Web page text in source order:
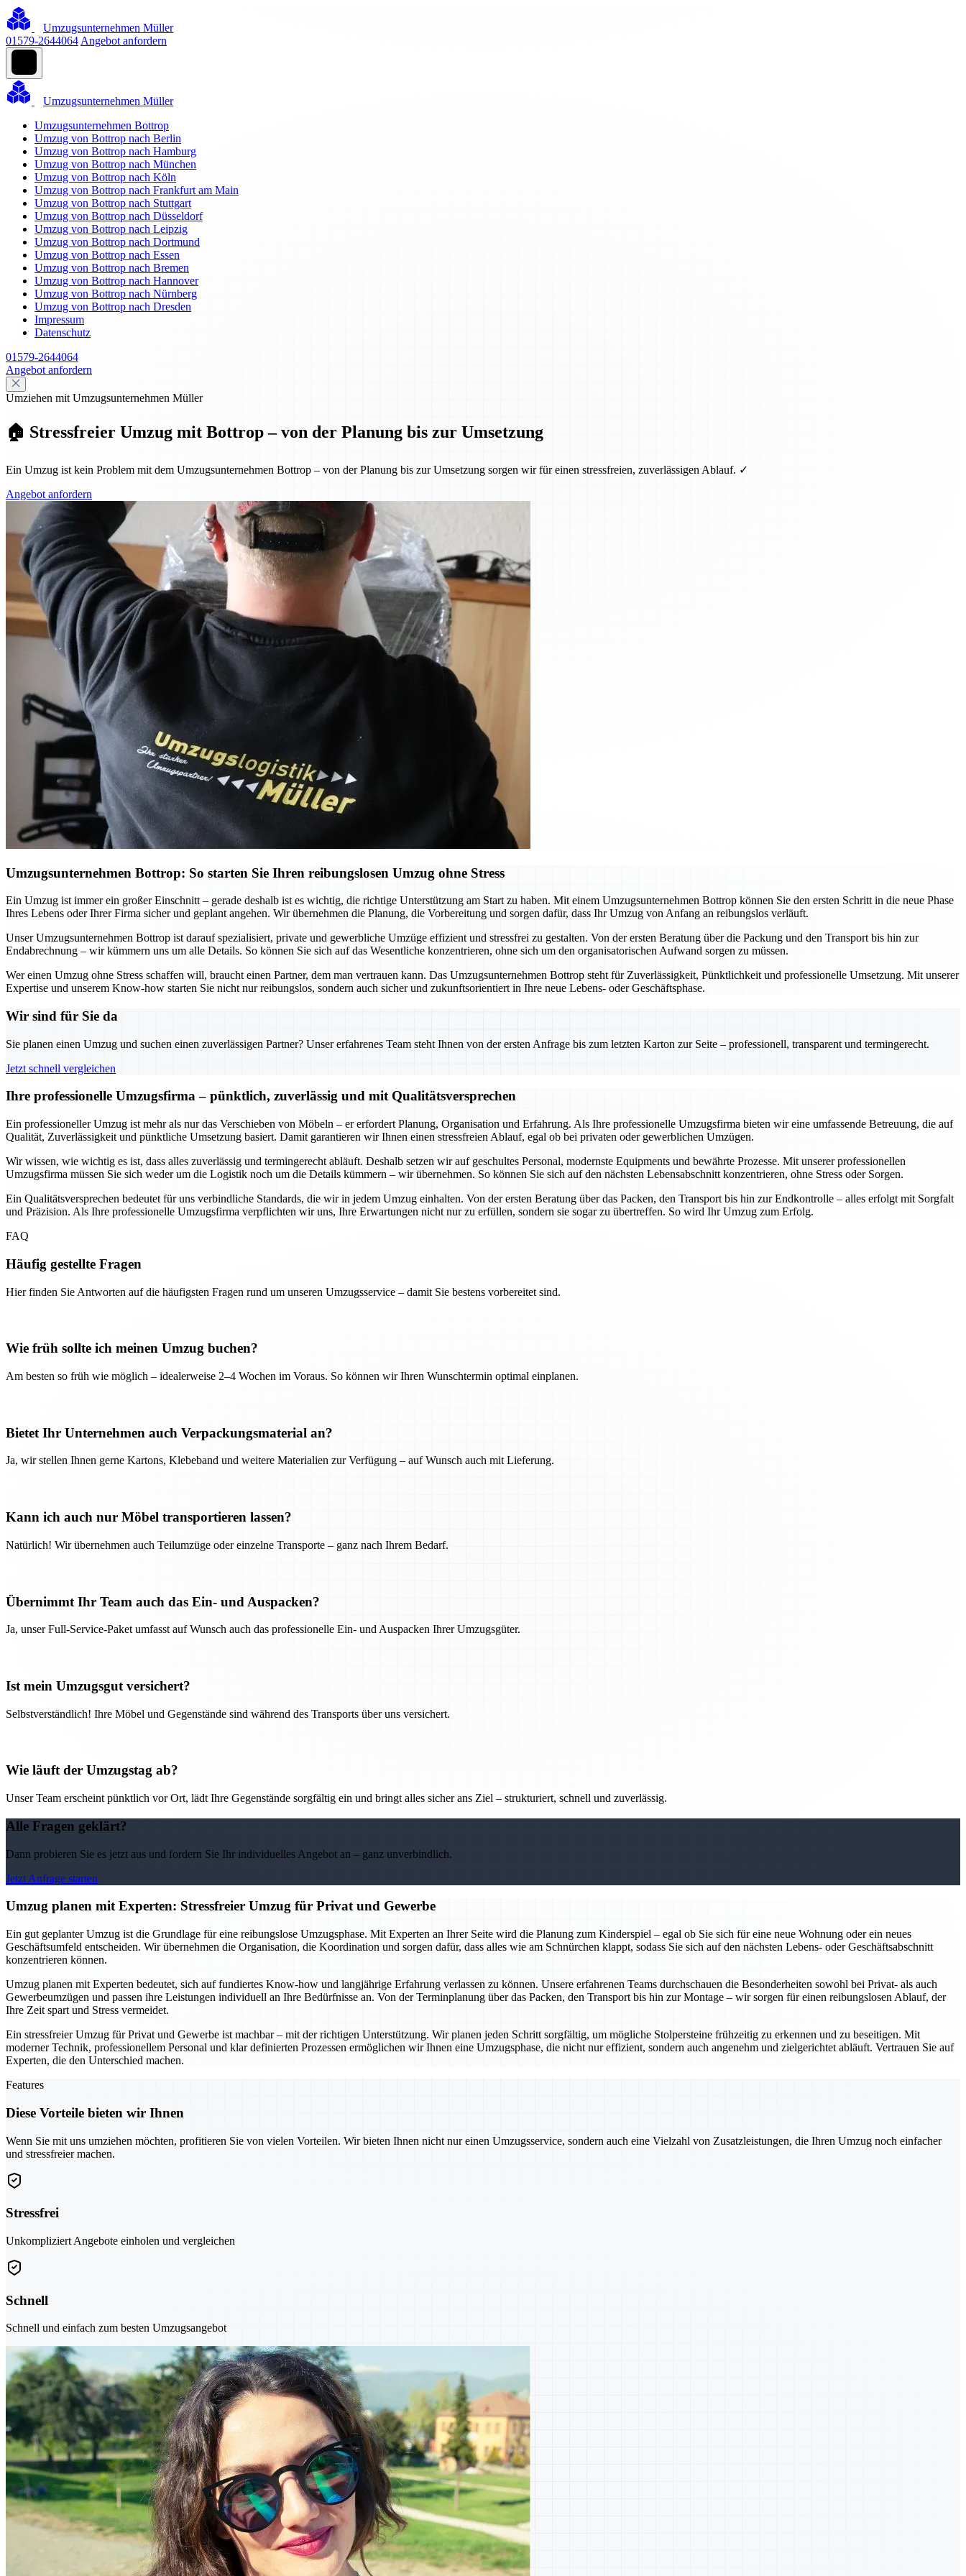
Umzugsunternehmen Müller
01579-2644064 Angebot anfordern
Umzugsunternehmen Müller
Umzugsunternehmen Bottrop
Umzug von Bottrop nach Berlin
Umzug von Bottrop nach Hamburg
Umzug von Bottrop nach München
Umzug von Bottrop nach Köln
Umzug von Bottrop nach Frankfurt am Main
Umzug von Bottrop nach Stuttgart
Umzug von Bottrop nach Düsseldorf
Umzug von Bottrop nach Leipzig
Umzug von Bottrop nach Dortmund
Umzug von Bottrop nach Essen
Umzug von Bottrop nach Bremen
Umzug von Bottrop nach Hannover
Umzug von Bottrop nach Nürnberg
Umzug von Bottrop nach Dresden
Impressum
Datenschutz
01579-2644064
Angebot anfordern
Umziehen mit Umzugsunternehmen Müller
🏠 Stressfreier Umzug mit Bottrop – von der Planung bis zur Umsetzung
Ein Umzug ist kein Problem mit dem Umzugsunternehmen Bottrop – von der Planung bis zur Umsetzung sorgen wir für einen stressfreien, zuverlässigen Ablauf. ✓
Angebot anfordern
Umzugsunternehmen Bottrop: So starten Sie Ihren reibungslosen Umzug ohne Stress
Ein Umzug ist immer ein großer Einschnitt – gerade deshalb ist es wichtig, die richtige Unterstützung am Start zu haben. Mit einem Umzugsunternehmen Bottrop können Sie den ersten Schritt in die neue Phase
Ihres Lebens oder Ihrer Firma sicher und geplant angehen. Wir übernehmen die Planung, die Vorbereitung und sorgen dafür, dass Ihr Umzug von Anfang an reibungslos verläuft.
Unser Umzugsunternehmen Bottrop ist darauf spezialisiert, private und gewerbliche Umzüge effizient und stressfrei zu gestalten. Von der ersten Beratung über die Packung und den Transport bis hin zur
Endabrechnung – wir kümmern uns um alle Details. So können Sie sich auf das Wesentliche konzentrieren, ohne sich um den organisatorischen Aufwand sorgen zu müssen.
Wer einen Umzug ohne Stress schaffen will, braucht einen Partner, dem man vertrauen kann. Das Umzugsunternehmen Bottrop steht für Zuverlässigkeit, Pünktlichkeit und professionelle Umsetzung. Mit unserer
Expertise und unserem Know-how starten Sie nicht nur reibungslos, sondern auch sicher und zukunftsorientiert in Ihre neue Lebens- oder Geschäftsphase.
Wir sind für Sie da
Sie planen einen Umzug und suchen einen zuverlässigen Partner? Unser erfahrenes Team steht Ihnen von der ersten Anfrage bis zum letzten Karton zur Seite – professionell, transparent und termingerecht.
Jetzt schnell vergleichen
Ihre professionelle Umzugsfirma – pünktlich, zuverlässig und mit Qualitätsversprechen
Ein professioneller Umzug ist mehr als nur das Verschieben von Möbeln – er erfordert Planung, Organisation und Erfahrung. Als Ihre professionelle Umzugsfirma bieten wir eine umfassende Betreuung, die auf
Qualität, Zuverlässigkeit und pünktliche Umsetzung basiert. Damit garantieren wir Ihnen einen stressfreien Ablauf, egal ob bei privaten oder gewerblichen Umzügen.
Wir wissen, wie wichtig es ist, dass alles zuverlässig und termingerecht abläuft. Deshalb setzen wir auf geschultes Personal, modernste Equipments und bewährte Prozesse. Mit unserer professionellen
Umzugsfirma müssen Sie sich weder um die Logistik noch um die Details kümmern – wir übernehmen. So können Sie sich auf den nächsten Lebensabschnitt konzentrieren, ohne Stress oder Sorgen.
Ein Qualitätsversprechen bedeutet für uns verbindliche Standards, die wir in jedem Umzug einhalten. Von der ersten Beratung über das Packen, den Transport bis hin zur Endkontrolle – alles erfolgt mit Sorgfalt
und Präzision. Als Ihre professionelle Umzugsfirma verpflichten wir uns, Ihre Erwartungen nicht nur zu erfüllen, sondern sie sogar zu übertreffen. So wird Ihr Umzug zum Erfolg.
FAQ
Häufig gestellte Fragen
Hier finden Sie Antworten auf die häufigsten Fragen rund um unseren Umzugsservice – damit Sie bestens vorbereitet sind.
Wie früh sollte ich meinen Umzug buchen?
Am besten so früh wie möglich – idealerweise 2–4 Wochen im Voraus. So können wir Ihren Wunschtermin optimal einplanen.
Bietet Ihr Unternehmen auch Verpackungsmaterial an?
Ja, wir stellen Ihnen gerne Kartons, Klebeband und weitere Materialien zur Verfügung – auf Wunsch auch mit Lieferung.
Kann ich auch nur Möbel transportieren lassen?
Natürlich! Wir übernehmen auch Teilumzüge oder einzelne Transporte – ganz nach Ihrem Bedarf.
Übernimmt Ihr Team auch das Ein- und Auspacken?
Ja, unser Full-Service-Paket umfasst auf Wunsch auch das professionelle Ein- und Auspacken Ihrer Umzugsgüter.
Ist mein Umzugsgut versichert?
Selbstverständlich! Ihre Möbel und Gegenstände sind während des Transports über uns versichert.
Wie läuft der Umzugstag ab?
Unser Team erscheint pünktlich vor Ort, lädt Ihre Gegenstände sorgfältig ein und bringt alles sicher ans Ziel – strukturiert, schnell und zuverlässig.
Alle Fragen geklärt?
Dann probieren Sie es jetzt aus und fordern Sie Ihr individuelles Angebot an – ganz unverbindlich.
Jetzt Anfrage starten
Umzug planen mit Experten: Stressfreier Umzug für Privat und Gewerbe
Ein gut geplanter Umzug ist die Grundlage für eine reibungslose Umzugsphase. Mit Experten an Ihrer Seite wird die Planung zum Kinderspiel – egal ob Sie sich für eine neue Wohnung oder ein neues
Geschäftsumfeld entscheiden. Wir übernehmen die Organisation, die Koordination und sorgen dafür, dass alles wie am Schnürchen klappt, sodass Sie sich auf den nächsten Lebens- oder Geschäftsabschnitt
konzentrieren können.
Umzug planen mit Experten bedeutet, sich auf fundiertes Know-how und langjährige Erfahrung verlassen zu können. Unsere erfahrenen Teams durchschauen die Besonderheiten sowohl bei Privat- als auch
Gewerbeumzügen und passen ihre Leistungen individuell an Ihre Bedürfnisse an. Von der Terminplanung über das Packen, den Transport bis hin zur Montage – wir sorgen für einen reibungslosen Ablauf, der
Ihre Zeit spart und Stress vermeidet.
Ein stressfreier Umzug für Privat und Gewerbe ist machbar – mit der richtigen Unterstützung. Wir planen jeden Schritt sorgfältig, um mögliche Stolpersteine frühzeitig zu erkennen und zu beseitigen. Mit
moderner Technik, professionellem Personal und klar definierten Prozessen ermöglichen wir Ihnen eine Umzugsphase, die nicht nur effizient, sondern auch angenehm und zielgerichtet abläuft. Vertrauen Sie auf
Experten, die den Unterschied machen.
Features
Diese Vorteile bieten wir Ihnen
Wenn Sie mit uns umziehen möchten, profitieren Sie von vielen Vorteilen. Wir bieten Ihnen nicht nur einen Umzugsservice, sondern auch eine Vielzahl von Zusatzleistungen, die Ihren Umzug noch einfacher
und stressfreier machen.
Stressfrei
Unkompliziert Angebote einholen und vergleichen
Schnell
Schnell und einfach zum besten Umzugsangebot